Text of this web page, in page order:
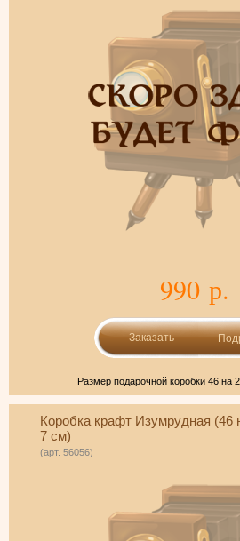
990 р.
Размер подарочной коробки 46 на
Коробка крафт Изумрудная (46
7 см)
(арт. 56056)